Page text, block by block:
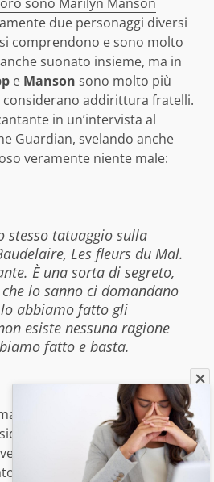
due personaggi diversi
comprendono e sono molto
suonato insieme, ma in
e Manson sono molto più
considerano addirittura fratelli.
in un’intervista al
Guardian, svelando anche
veramente niente male:
stesso tatuaggio sulla
Les fleurs du Mal.
È una sorta di segreto,
lo sanno ci domandano
abbiamo fatto gli
esiste nessuna ragione
fatto e basta.
molto il suo amico fraterno
non solo un bravo
musicista. Nella stessa